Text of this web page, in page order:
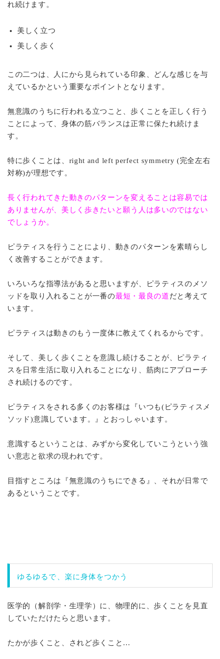
れ続けます。
美しく立つ
美しく歩く
この二つは、人にから見られている印象、どんな感じを与
えているかという重要なポイントとなります。
無意識のうちに行われる立つこと、歩くことを正しく行う
ことによって、身体の筋バランスは正常に保たれ続けま
す。
特に歩くことは、right and left perfect symmetry (完全左右
対称)が理想です。
長く行われてきた動きのパターンを変えることは容易では
ありませんが、美しく歩きたいと願う人は多いのではない
でしょうか。
ピラティスを行うことにより、動きのパターンを素晴らし
く改善することができます。
いろいろな指導法があると思いますが、ピラティスのメソ
ッドを取り入れることが一番の最短・最良の道だと考えて
います。
ピラティスは動きのもう一度体に教えてくれるからです。
そして、美しく歩くことを意識し続けることが、ピラティ
スを日常生活に取り入れることになり、筋肉にアプローチ
され続けるのです。
ピラティスをされる多くのお客様は『いつも(ピラティスメ
ソッド)意識しています。』とおっしゃいます。
意識するということは、みずから変化していこうという強
い意志と欲求の現われです。
目指すところは『無意識のうちにできる』、それが日常で
あるということです。
ゆるゆるで、楽に身体をつかう
医学的（解剖学・生理学）に、物理的に、歩くことを見直
していただけたらと思います。
たかが歩くこと、されど歩くこと…